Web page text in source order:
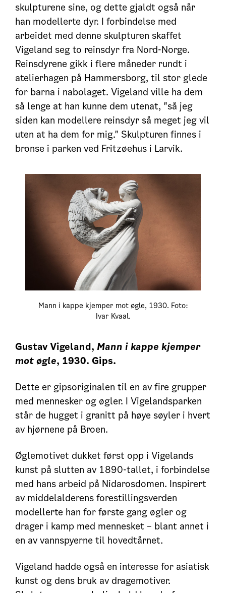
skulpturene sine, og dette gjaldt også når
han modellerte dyr. I forbindelse med
arbeidet med denne skulpturen skaffet
Vigeland seg to reinsdyr fra Nord-Norge.
Reinsdyrene gikk i flere måneder rundt i
atelierhagen på Hammersborg, til stor glede
for barna i nabolaget. Vigeland ville ha dem
så lenge at han kunne dem utenat, "så jeg
siden kan modellere reinsdyr så meget jeg vil
uten at ha dem for mig." Skulpturen finnes i
bronse i parken ved Fritzøehus i Larvik.
Mann i kappe kjemper mot øgle, 1930. Foto:
Ivar Kvaal.
Gustav Vigeland, Mann i kappe kjemper
mot øgle, 1930. Gips.
Dette er gipsoriginalen til en av fire grupper
med mennesker og øgler. I Vigelandsparken
står de hugget i granitt på høye søyler i hvert
av hjørnene på Broen.
Øglemotivet dukket først opp i Vigelands
kunst på slutten av 1890-tallet, i forbindelse
med hans arbeid på Nidarosdomen. Inspirert
av middelalderens forestillingsverden
modellerte han for første gang øgler og
drager i kamp med mennesket – blant annet i
en av vannspyerne til hovedtårnet.
Vigeland hadde også en interesse for asiatisk
kunst og dens bruk av dragemotiver.